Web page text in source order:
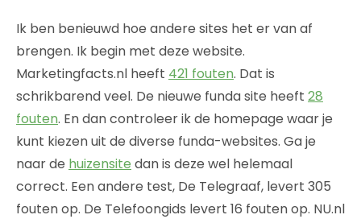
Ik ben benieuwd hoe andere sites het er van af
brengen. Ik begin met deze website.
Marketingfacts.nl heeft 421 fouten. Dat is
schrikbarend veel. De nieuwe funda site heeft 28
fouten. En dan controleer ik de homepage waar je
kunt kiezen uit de diverse funda-websites. Ga je
naar de huizensite dan is deze wel helemaal
correct. Een andere test, De Telegraaf, levert 305
fouten op. De Telefoongids levert 16 fouten op. NU.nl